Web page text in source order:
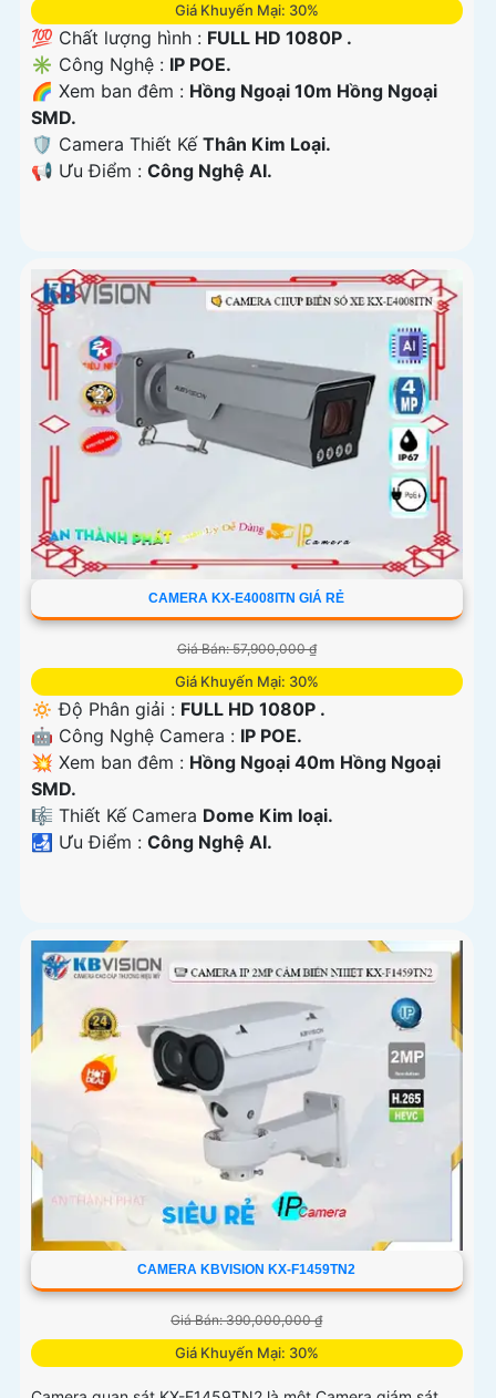
Giá Khuyến Mại: 30%
💯 Chất lượng hình : FULL HD 1080P .
✳️ Công Nghệ : IP POE.
🌈 Xem ban đêm : Hồng Ngoại 10m Hồng Ngoại
SMD.
🛡 Camera Thiết Kế Thân Kim Loại.
️📢 Ưu Điểm : Công Nghệ AI.
CAMERA KX-E4008ITN GIÁ RẺ
Giá Bán: 57,900,000 ₫
Giá Khuyến Mại: 30%
🔅 Độ Phân giải : FULL HD 1080P .
🤖️ Công Nghệ Camera : IP POE.
💥 Xem ban đêm : Hồng Ngoại 40m Hồng Ngoại
SMD.
🎼️ Thiết Kế Camera Dome Kim loại.
️🛃 Ưu Điểm : Công Nghệ AI.
CAMERA KBVISION KX-F1459TN2
Giá Bán: 390,000,000 ₫
Giá Khuyến Mại: 30%